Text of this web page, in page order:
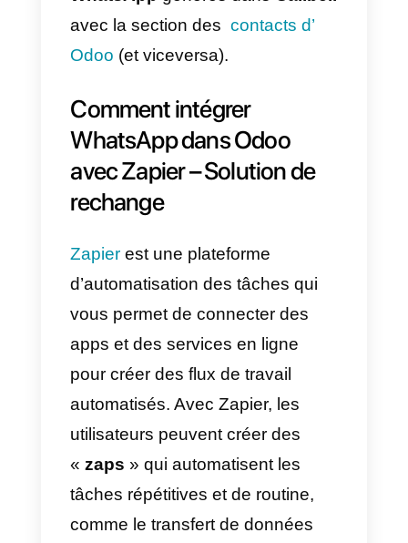
Pour ce faire, il suffit de suivre les
étapes suivantes:
Callbellet intégrez
2) Créez un compte dans
vous pouvez commencer à
utiliser ladocumentation de l’API
de Callbellpour relier votre
compte WhatsApp Business
Odoo
en fonction de vos
Il y a quelques cas courants pour
les entreprises qui veulent lier